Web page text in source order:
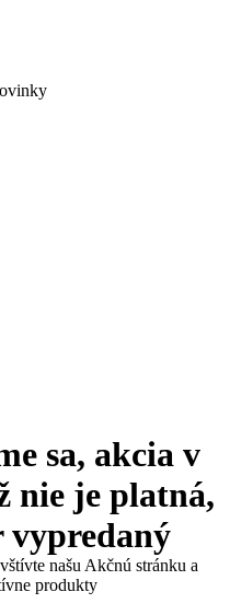
sa, akcia v
nie je platná,
vypredaný
našu Akčnú stránku a
produkty